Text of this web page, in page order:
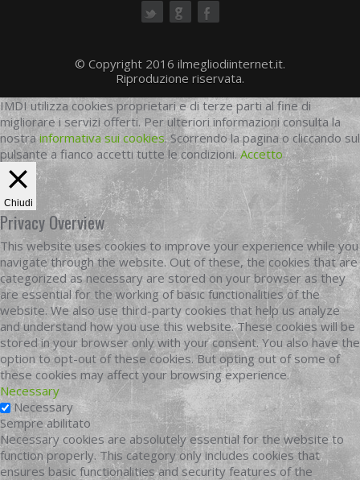
© Copyright 2016 ilmegliodiinternet.it.
Riproduzione riservata.
IMDI utilizza cookies proprietari e di terze parti al fine di
migliorare i servizi offerti. Per ulteriori informazioni consulta la
nostrainformativa sui cookies. Scorrendo la pagina o cliccando sul
pulsante a fianco accetti tutte le condizioni.Accetto
Chiudi
Privacy Overview
This website uses cookies to improve your experience while you
navigate through the website. Out of these, the cookies that are
categorized as necessary are stored on your browser as they
are essential for the working of basic functionalities of the
website. We also use third-party cookies that help us analyze
and understand how you use this website. These cookies will be
stored in your browser only with your consent. You also have the
option to opt-out of these cookies. But opting out of some of
these cookies may affect your browsing experience.
Necessary
Necessary
Sempre abilitato
Necessary cookies are absolutely essential for the website to
function properly. This category only includes cookies that
ensures basic functionalities and security features of the